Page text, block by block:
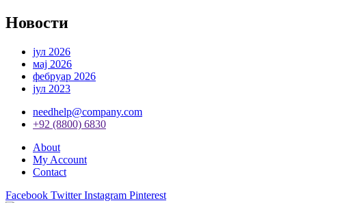
Новости
јул 2026
мај 2026
фебруар 2026
јул 2023
needhelp@company.com
+92 (8800) 6830
About
My Account
Contact
Facebook Twitter Instagram Pinterest